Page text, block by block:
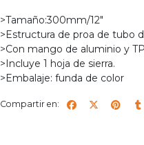
>Tamaño:300mm/12"
>Estructura de proa de tubo
>Con mango de aluminio y
>Incluye 1 hoja de sierra.
>Embalaje: funda de color
Compartir en: